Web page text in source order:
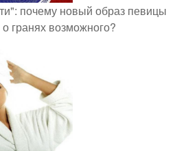
почему новый образ певицы
гранях возможного?